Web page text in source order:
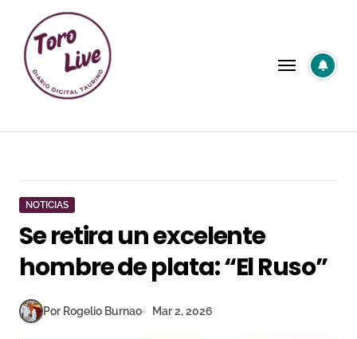
contenido
NOTICIAS
Se retira un excelente
hombre de plata: “El Ruso”
Por Rogelio Burnao Mar 2, 2026